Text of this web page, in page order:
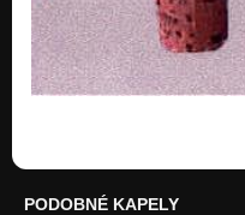
PASIKAVE NOHAVICKY
Nezařazeno
Schody do leva
PODOBNÉ KAPELY